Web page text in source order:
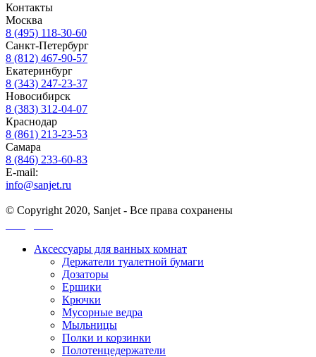
Контакты
Москва
8 (495) 118-30-60
Санкт-Петербург
8 (812) 467-90-57
Екатеринбург
8 (343) 247-23-37
Новосибирск
8 (383) 312-04-07
Краснодар
8 (861) 213-23-53
Самара
8 (846) 233-60-83
E-mail:
info@sanjet.ru
© Copyright 2020, Sanjet - Все права сохранены
Аксессуары для ванных комнат
Держатели туалетной бумаги
Дозаторы
Ершики
Крючки
Мусорные ведра
Мыльницы
Полки и корзинки
Полотенцедержатели